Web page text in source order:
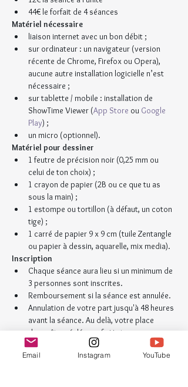
44€ le forfait de 4 séances
Matériel nécessaire
liaison internet avec un bon débit ;
sur ordinateur : un navigateur (version
récente de Chrome, Firefox ou Opera),
aucune autre installation logicielle n’est
nécessaire ;
sur tablette / mobile : installation de
ShowTime Viewer (App Store ou Google
Play) ;
un micro (optionnel).
Matériel pour dessiner
1 feutre de précision noir (0,25 mm ou
celui de ton choix) ;
1 crayon de papier (2B ou ce que tu as
sous la main) ;
1 estompe ou tortillon (à défaut, un coton
tige) ;
1 carré de papier 9 x 9 cm (tuile Zentangle
ou papier à dessin, aquarelle, mix media).
Inscription
Chaque séance aura lieu si un minimum de
3 personnes sont inscrites.
Remboursement si la séance est annulée.
Annulation de votre part jusqu'à 48 heures
avant la séance. Au delà, votre place
devra être réglée sauf si je trouve une
personne pour vous remplacer.
Renseignement
Email Instagram YouTube